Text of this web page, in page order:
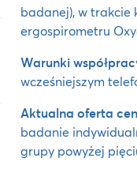
badanej), w trakcie
ergospirometru
Warunki
wcześniejszym
Aktualna oferta
badanie
grupy powyżej